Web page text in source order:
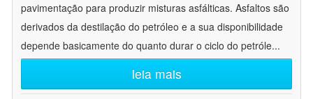
pavimentação para produzir misturas asfálticas. Asfaltos são
derivados da destilação do petróleo e a sua disponibilidade
depende basicamente do quanto durar o ciclo do petróle...
leia mais